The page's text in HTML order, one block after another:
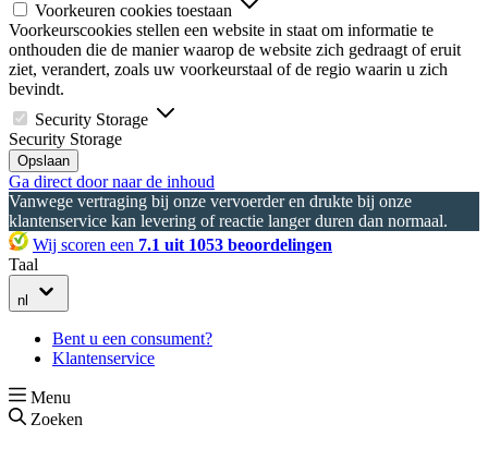
Voorkeuren cookies toestaan
Voorkeurscookies stellen een website in staat om informatie te
onthouden die de manier waarop de website zich gedraagt of eruit
ziet, verandert, zoals uw voorkeurstaal of de regio waarin u zich
bevindt.
Security Storage
Security Storage
Opslaan
Ga direct door naar de inhoud
Vanwege vertraging bij onze vervoerder en drukte bij onze
klantenservice kan levering of reactie langer duren dan normaal.
Wij scoren een 7.1 uit 1053 beoordelingen
Taal
nl
Bent u een consument?
Klantenservice
Menu
Zoeken